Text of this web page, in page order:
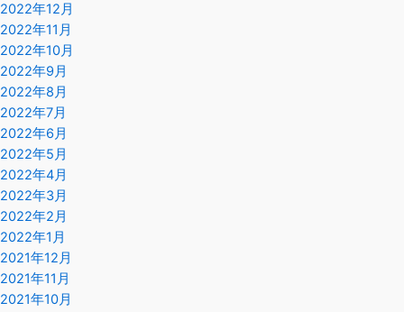
2022年12月
2022年11月
2022年10月
2022年9月
2022年8月
2022年7月
2022年6月
2022年5月
2022年4月
2022年3月
2022年2月
2022年1月
2021年12月
2021年11月
2021年10月